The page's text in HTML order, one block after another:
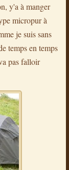
y'a à manger
micropur à
je suis sans
temps en temps
pas falloir